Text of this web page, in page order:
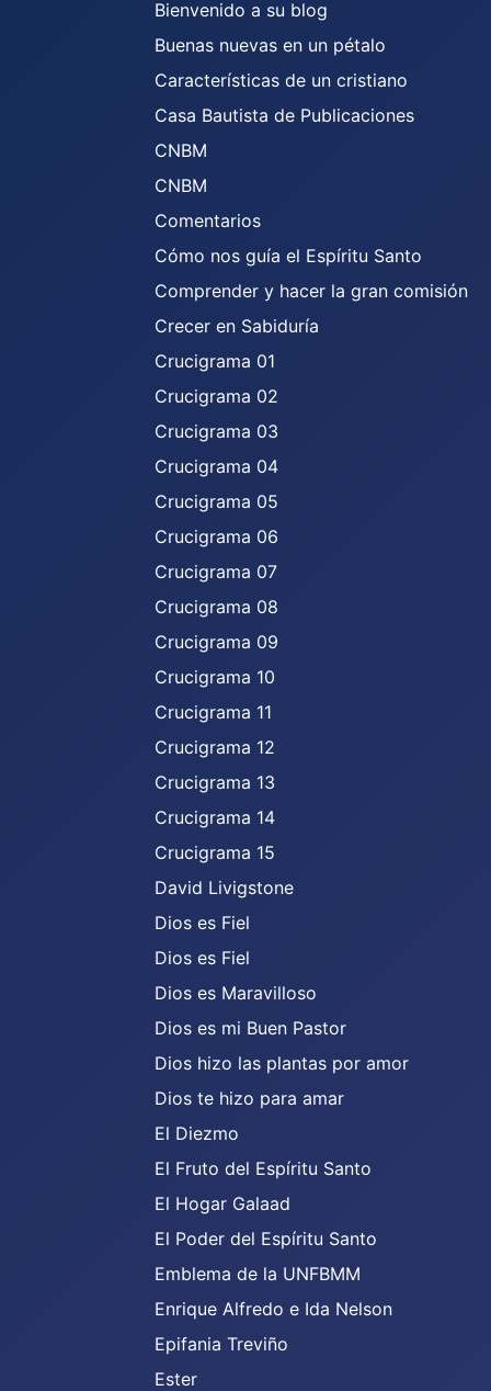
Bienvenido a su blog
Buenas nuevas en un pétalo
Características de un cristiano
Casa Bautista de Publicaciones
CNBM
CNBM
Comentarios
Cómo nos guía el Espíritu Santo
Comprender y hacer la gran comisión
Crecer en Sabiduría
Crucigrama 01
Crucigrama 02
Crucigrama 03
Crucigrama 04
Crucigrama 05
Crucigrama 06
Crucigrama 07
Crucigrama 08
Crucigrama 09
Crucigrama 10
Crucigrama 11
Crucigrama 12
Crucigrama 13
Crucigrama 14
Crucigrama 15
David Livigstone
Dios es Fiel
Dios es Fiel
Dios es Maravilloso
Dios es mi Buen Pastor
Dios hizo las plantas por amor
Dios te hizo para amar
El Diezmo
El Fruto del Espíritu Santo
El Hogar Galaad
El Poder del Espíritu Santo
Emblema de la UNFBMM
Enrique Alfredo e Ida Nelson
Epifania Treviño
Ester